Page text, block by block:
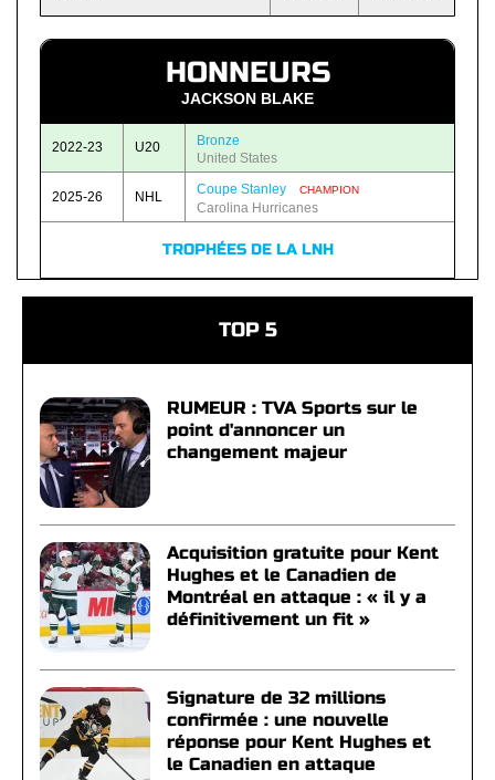
HONNEURS
JACKSON BLAKE
2022-23 U20
Bronze
United States
2025-26 NHL Coupe Stanley CHAMPION
Carolina Hurricanes
TROPHÉES DE LA LNH
TOP 5
RUMEUR : TVA Sports sur le
point d'annoncer un
changement majeur
Acquisition gratuite pour Kent
Hughes et le Canadien de
Montréal en attaque : « il y a
définitivement un fit »
Signature de 32 millions
confirmée : une nouvelle
réponse pour Kent Hughes et
le Canadien en attaque